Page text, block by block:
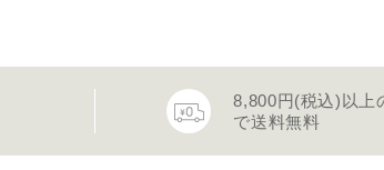
8,800円(税込)以上
で送料無料